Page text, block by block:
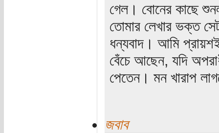
গেল। বোনের কাছে
তোমার লেখার ভক্ত
ধন্যবাদ। আমি
বেঁচে আছেন, যদি
পেতেন। মন খারাপ
জবাব